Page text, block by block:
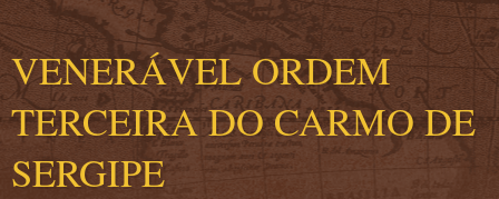
VENERÁVEL ORDEM
TERCEIRA DO CARMO DE
SERGIPE